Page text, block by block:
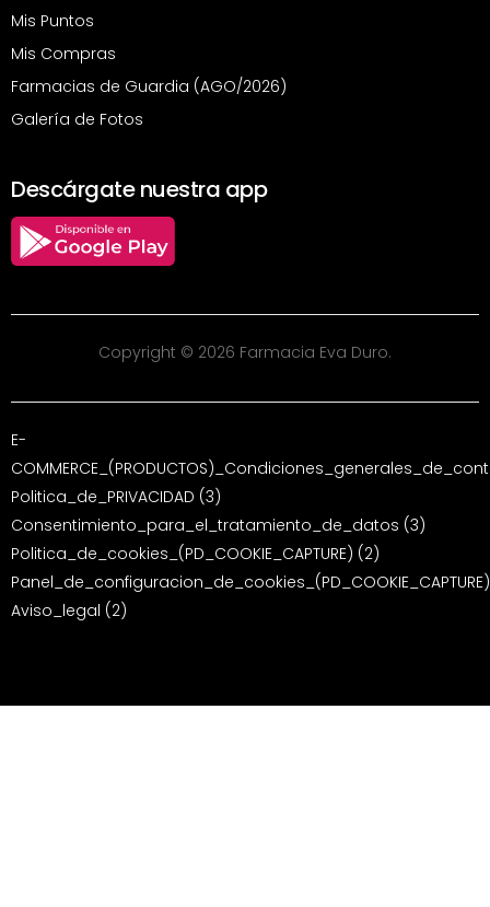
Mis Puntos
Mis Compras
Farmacias de Guardia (AGO/2026)
Galería de Fotos
Descárgate nuestra app
Copyright © 2026 Farmacia Eva Duro.
E-
Politica_de_PRIVACIDAD (3)
Consentimiento_para_el_tratamiento_de_datos (3)
Politica_de_cookies_(PD_COOKIE_CAPTURE) (2)
Panel_de_configuracion_de_cookies_(PD_COOKIE_CAPTURE)
Aviso_legal (2)